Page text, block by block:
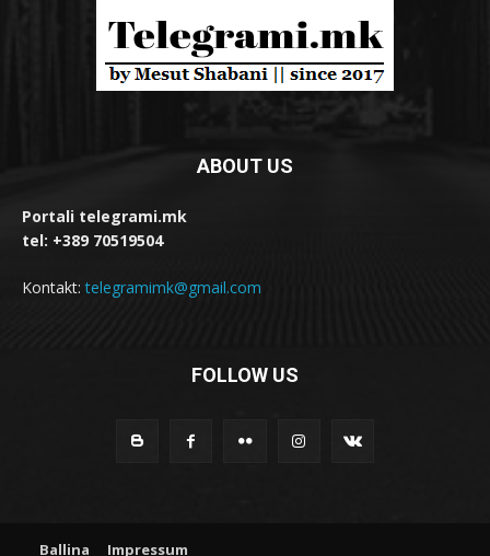
ABOUT US
Portali telegrami.mk
tel: +389 70519504
Kontakt:telegramimk@gmail.com
FOLLOW US
Ballina Impressum